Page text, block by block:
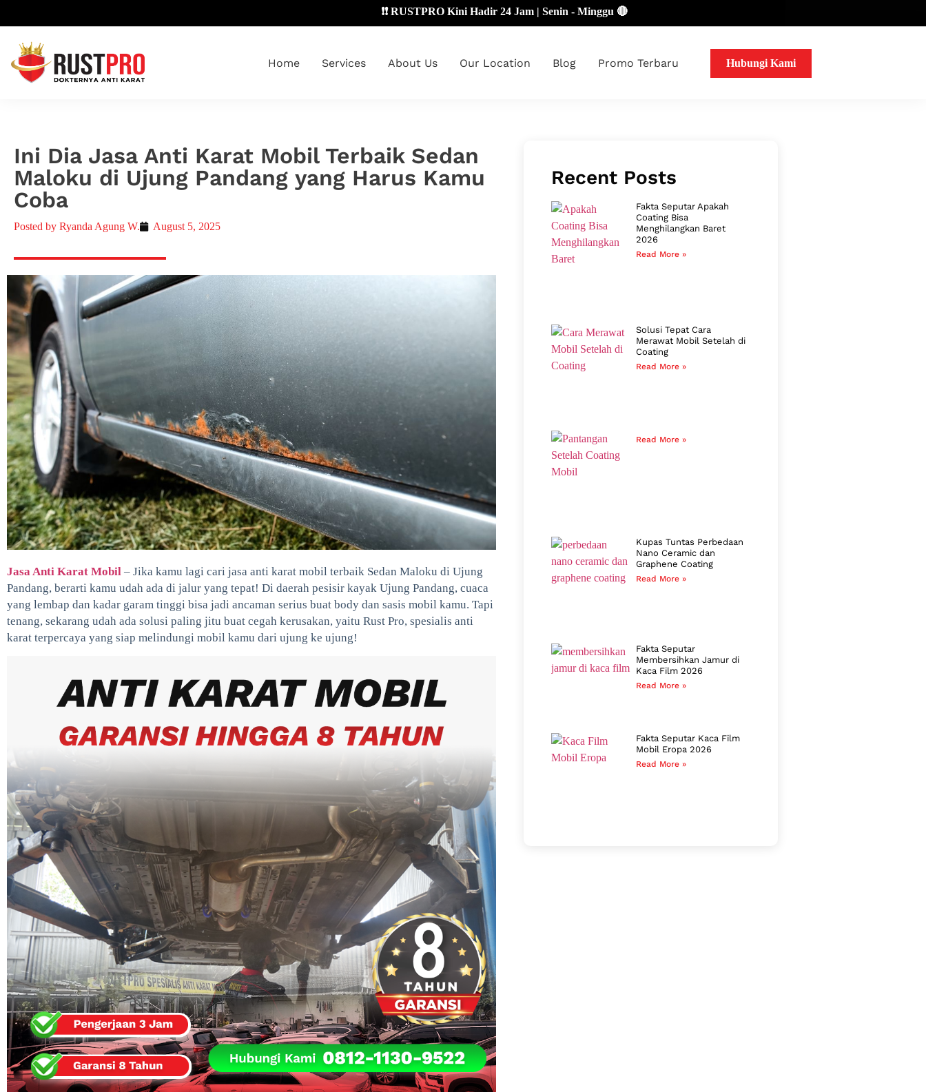
❗❗ RUSTPRO Kini Hadir 24 Jam | Senin - Minggu 🔴
Home Services About Us Our Location Blog Promo Terbaru Hubungi Kami
Ini Dia Jasa Anti Karat Mobil Terbaik Sedan
Maloku di Ujung Pandang yang Harus Kamu
Coba
Posted by Ryanda Agung W. August 5, 2025
Jasa Anti Karat Mobil – Jika kamu lagi cari jasa anti karat mobil terbaik Sedan Maloku di Ujung
Pandang, berarti kamu udah ada di jalur yang tepat! Di daerah pesisir kayak Ujung Pandang, cuaca
yang lembap dan kadar garam tinggi bisa jadi ancaman serius buat body dan sasis mobil kamu. Tapi
tenang, sekarang udah ada solusi paling jitu buat cegah kerusakan, yaitu Rust Pro, spesialis anti
karat terpercaya yang siap melindungi mobil kamu dari ujung ke ujung!
Recent Posts
Fakta Seputar Apakah
Coating Bisa
Menghilangkan Baret
2026
Read More »
Solusi Tepat Cara
Merawat Mobil Setelah di
Coating
Read More »
Read More »
Kupas Tuntas Perbedaan
Nano Ceramic dan
Graphene Coating
Read More »
Fakta Seputar
Membersihkan Jamur di
Kaca Film 2026
Read More »
Fakta Seputar Kaca Film
Mobil Eropa 2026
Read More »